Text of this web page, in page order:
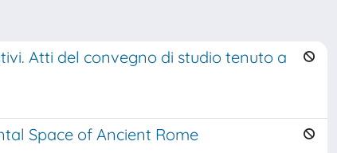
Atti del convegno di studio tenuto a
Space of Ancient Rome